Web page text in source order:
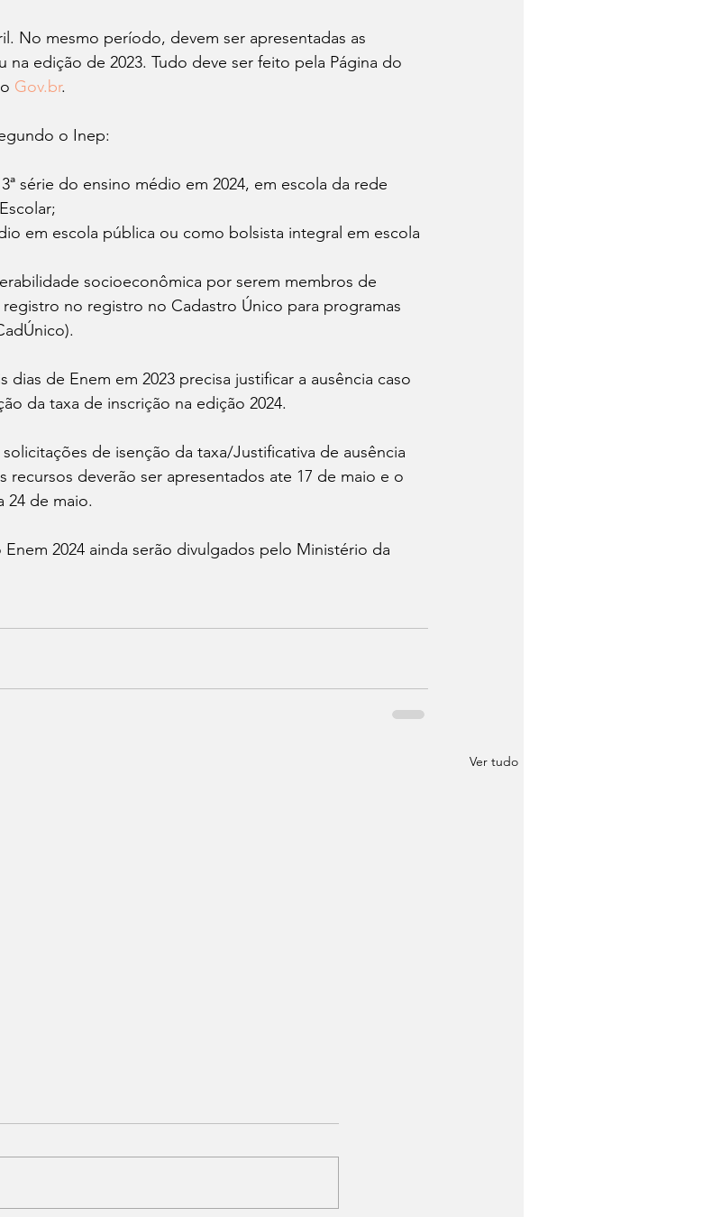
No mesmo período, devem ser apresentadas as
na edição de 2023. Tudo deve ser feito pela Página do
Gov.br.
o Inep:
série do ensino médio em 2024, em escola da rede
em escola pública ou como bolsista integral em escola
socioeconômica por serem membros de
no registro no Cadastro Único para programas
de Enem em 2023 precisa justificar a ausência caso
da taxa de inscrição na edição 2024.
de isenção da taxa/Justificativa de ausência
recursos deverão ser apresentados ate 17 de maio e o
24 de maio.
2024 ainda serão divulgados pelo Ministério da
Ver tudo